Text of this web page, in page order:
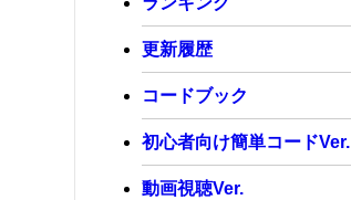
更新履歴
コードブック
初心者向け簡単コードVer.
動画視聴Ver.